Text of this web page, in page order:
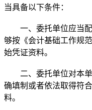
当具备以下条件：
一、委托单位应当配
够按《会计基础工作规
始凭证资料。
二、委托单位对本单
确填制或者依法取得符
料。